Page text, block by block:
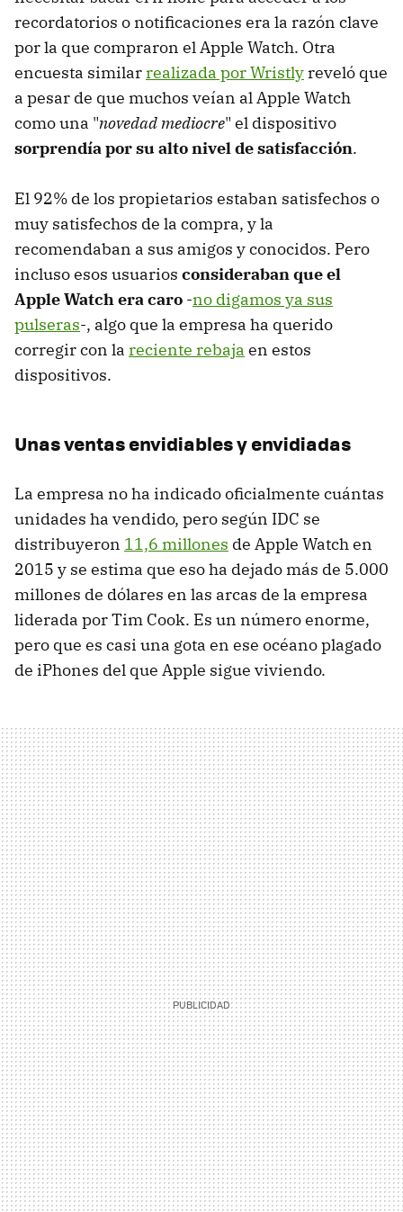
recordatorios o notificaciones era la razón clave
por la que compraron el Apple Watch. Otra
encuesta similarrealizada por Wristly reveló que
a pesar de que muchos veían al Apple Watch
como una "novedad mediocre" el dispositivo
sorprendía por su alto nivel de satisfacción.
El 92% de los propietarios estaban satisfechos o
muy satisfechos de la compra, y la
recomendaban a sus amigos y conocidos. Pero
incluso esos usuarios consideraban que el
Apple Watch era caro -no digamos ya sus
pulseras-, algo que la empresa ha querido
corregir con la reciente rebaja en estos
dispositivos.
Unas ventas envidiables y envidiadas
La empresa no ha indicado oficialmente cuántas
unidades ha vendido, pero según IDC se
distribuyeron 11,6 millones de Apple Watch en
2015 y se estima que eso ha dejado más de 5.000
millones de dólares en las arcas de la empresa
liderada por Tim Cook. Es un número enorme,
pero que es casi una gota en ese océano plagado
de iPhones del que Apple sigue viviendo.